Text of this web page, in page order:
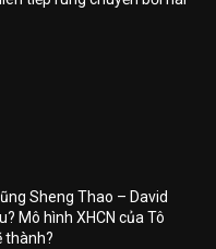
Sheng Thao – David
Mô hình XHCN của Tô
thành?